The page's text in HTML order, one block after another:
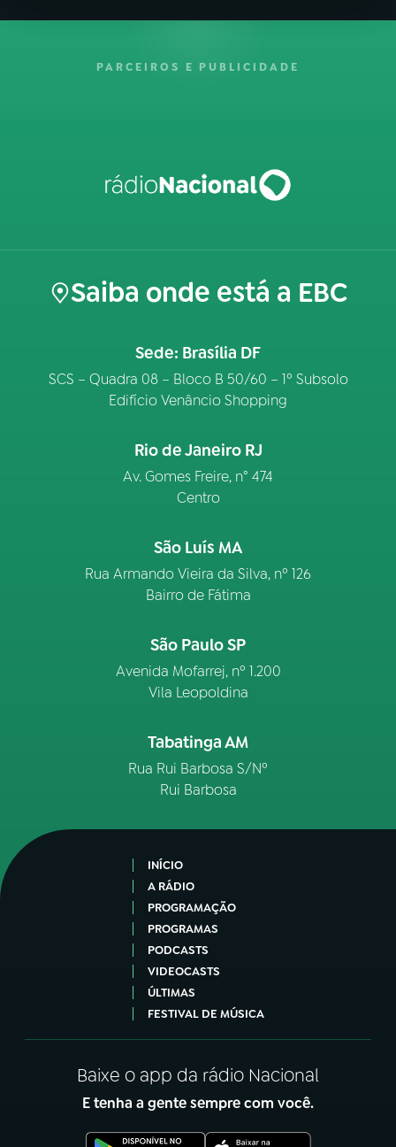
PARCEIROS E PUBLICIDADE
Saiba onde está a EBC
Sede: Brasília DF
SCS – Quadra 08 – Bloco B 50/60 – 1º Subsolo
Edifício Venâncio Shopping
Rio de Janeiro RJ
Av. Gomes Freire, n° 474
Centro
São Luís MA
Rua Armando Vieira da Silva, nº 126
Bairro de Fátima
São Paulo SP
Avenida Mofarrej, nº 1.200
Vila Leopoldina
Tabatinga AM
Rua Rui Barbosa S/Nº
Rui Barbosa
INÍCIO
A RÁDIO
PROGRAMAÇÃO
PROGRAMAS
PODCASTS
VIDEOCASTS
ÚLTIMAS
FESTIVAL DE MÚSICA
Baixe o app da rádio Nacional
E tenha a gente sempre com você.